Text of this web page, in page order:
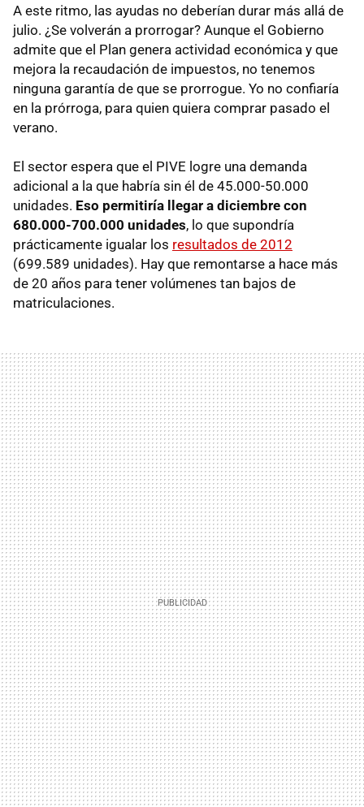
A este ritmo, las ayudas no deberían durar más allá de
julio. ¿Se volverán a prorrogar? Aunque el Gobierno
admite que el Plan genera actividad económica y que
mejora la recaudación de impuestos, no tenemos
ninguna garantía de que se prorrogue. Yo no confiaría
en la prórroga, para quien quiera comprar pasado el
verano.
El sector espera que el PIVE logre una demanda
adicional a la que habría sin él de 45.000-50.000
unidades. Eso permitiría llegar a diciembre con
680.000-700.000 unidades, lo que supondría
prácticamente igualar los resultados de 2012
(699.589 unidades). Hay que remontarse a hace más
de 20 años para tener volúmenes tan bajos de
matriculaciones.